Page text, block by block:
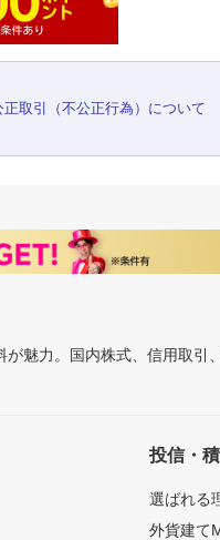
正取引（不公正行為）について
魅力。国内株式、信用取引
投信・
選ばれる
外貨建て